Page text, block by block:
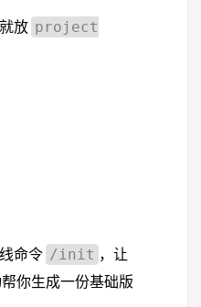
放 project
命令 /init ，让
你生成一份基础版